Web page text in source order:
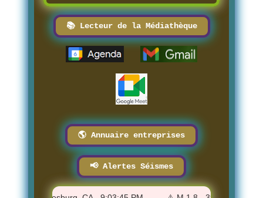
📚 Lecteur de la Médiathèque
🌎 Annuaire entreprises
📢 Alertes Séismes